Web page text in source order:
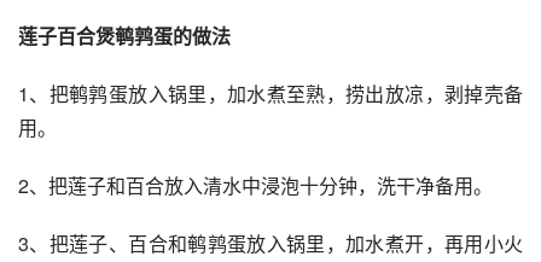
莲子百合煲鹌鹑蛋的做法
1、把鹌鹑蛋放入锅里，加水煮至熟，捞出放凉，剥掉壳备
用。
2、把莲子和百合放入清水中浸泡十分钟，洗干净备用。
3、把莲子、百合和鹌鹑蛋放入锅里，加水煮开，再用小火